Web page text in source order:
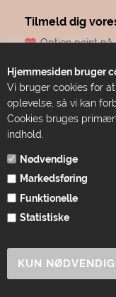
Hjemmesiden bruger
Vi bruger cookies for
oplevelse, så vi kan
Cookies bruges
indhold.
Nødvendige
Markedsføring
Funktionelle
Statistiske
Tilmeld dig
Optjen point på
Dine point
Adgang til
Bare ren
TILMELD DIG HER